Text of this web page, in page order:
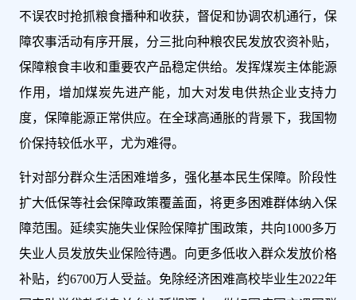
不误农时抢抓粮食播种和收获，督促和协调农机通行，保
障农事活动有序开展，分三批向种粮农民发放农资补贴，
保障粮食丰收和重要农产品稳定供给。发挥煤炭主体能源
作用，增加煤炭先进产能，加大对发电供热企业支持力
度，保障能源正常供应。在全球高通胀的背景下，我国物
价保持较低水平，尤为难得。
针对部分群众生活困难增多，强化基本民生保障。阶段性
扩大低保等社会保障政策覆盖面，将更多困难群体纳入保
障范围。延续实施失业保险保障扩围政策，共向1000多万
失业人员发放失业保险待遇。向更多低收入群众发放价格
补贴，约6700万人受益。免除经济困难高校毕业生2022年